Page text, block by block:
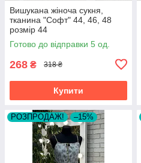
Вишукана жіноча сукня,
тканина "Софт" 44, 46, 48
розмір 44
Готово до відправки 5 од.
268 ₴ 318 ₴
Купити
РОЗПРОДАЖ! –15%